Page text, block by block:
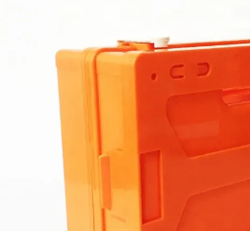
TENTANG
KAMI
PABRIK